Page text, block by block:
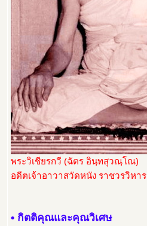
พระวิเชียรกวี (ฉัตร อินฺทสุวณฺโณ)
อดีตเจ้าอาวาสวัดหนัง ราชวรวิหา
• กิตติคุณและคุณวิเศษ